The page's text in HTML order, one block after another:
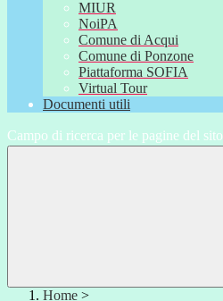
MIUR
NoiPA
Comune di Acqui
Comune di Ponzone
Piattaforma SOFIA
Virtual Tour
Documenti utili
Campo di ricerca per le pagine del sito
Home >